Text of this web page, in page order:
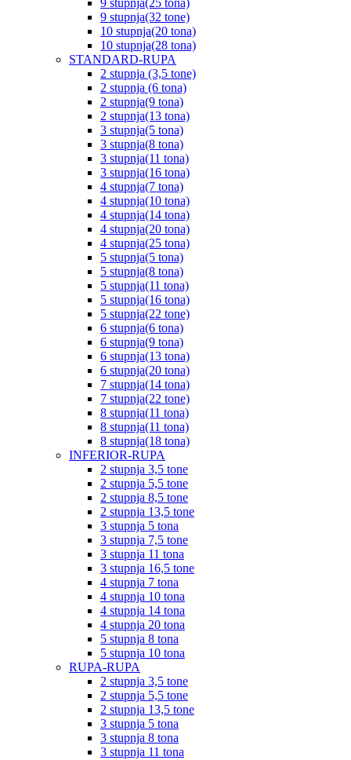
9 stupnja(25 tona)
9 stupnja(32 tone)
10 stupnja(20 tona)
10 stupnja(28 tona)
STANDARD-RUPA
2 stupnja (3,5 tone)
2 stupnja (6 tona)
2 stupnja(9 tona)
2 stupnja(13 tona)
3 stupnja(5 tona)
3 stupnja(8 tona)
3 stupnja(11 tona)
3 stupnja(16 tona)
4 stupnja(7 tona)
4 stupnja(10 tona)
4 stupnja(14 tona)
4 stupnja(20 tona)
4 stupnja(25 tona)
5 stupnja(5 tona)
5 stupnja(8 tona)
5 stupnja(11 tona)
5 stupnja(16 tona)
5 stupnja(22 tone)
6 stupnja(6 tona)
6 stupnja(9 tona)
6 stupnja(13 tona)
6 stupnja(20 tona)
7 stupnja(14 tona)
7 stupnja(22 tone)
8 stupnja(11 tona)
8 stupnja(11 tona)
8 stupnja(18 tona)
INFERIOR-RUPA
2 stupnja 3,5 tone
2 stupnja 5,5 tone
2 stupnja 8,5 tone
2 stupnja 13,5 tone
3 stupnja 5 tona
3 stupnja 7,5 tone
3 stupnja 11 tona
3 stupnja 16,5 tone
4 stupnja 7 tona
4 stupnja 10 tona
4 stupnja 14 tona
4 stupnja 20 tona
5 stupnja 8 tona
5 stupnja 10 tona
RUPA-RUPA
2 stupnja 3,5 tone
2 stupnja 5,5 tone
2 stupnja 13,5 tone
3 stupnja 5 tona
3 stupnja 8 tona
3 stupnja 11 tona